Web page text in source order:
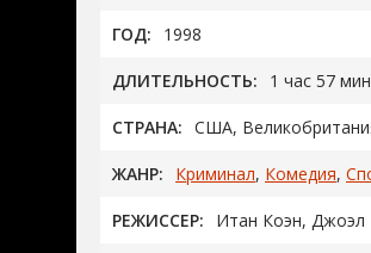
ГОД: 1998
ДЛИТЕЛЬНОСТЬ: 1 час 57
СТРАНА: США,
ЖАНР: Криминал, Комедия,
РЕЖИССЕР: Итан Коэн, Джоэл